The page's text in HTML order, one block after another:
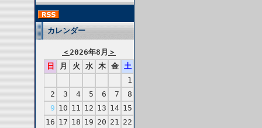
カレンダー
＜2026年8月 ＞
日
月 火 水 木 金
土
1
2
3 4 5 6 7
8
9 10 11 12 13 14 15
16 17 18 19 20 21 22